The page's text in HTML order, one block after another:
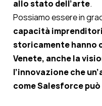
allo stato dell’arte.
Possiamo essere in
capacità
storicamente hanno
Venete, anche la
l’innovazione che
come Salesforce